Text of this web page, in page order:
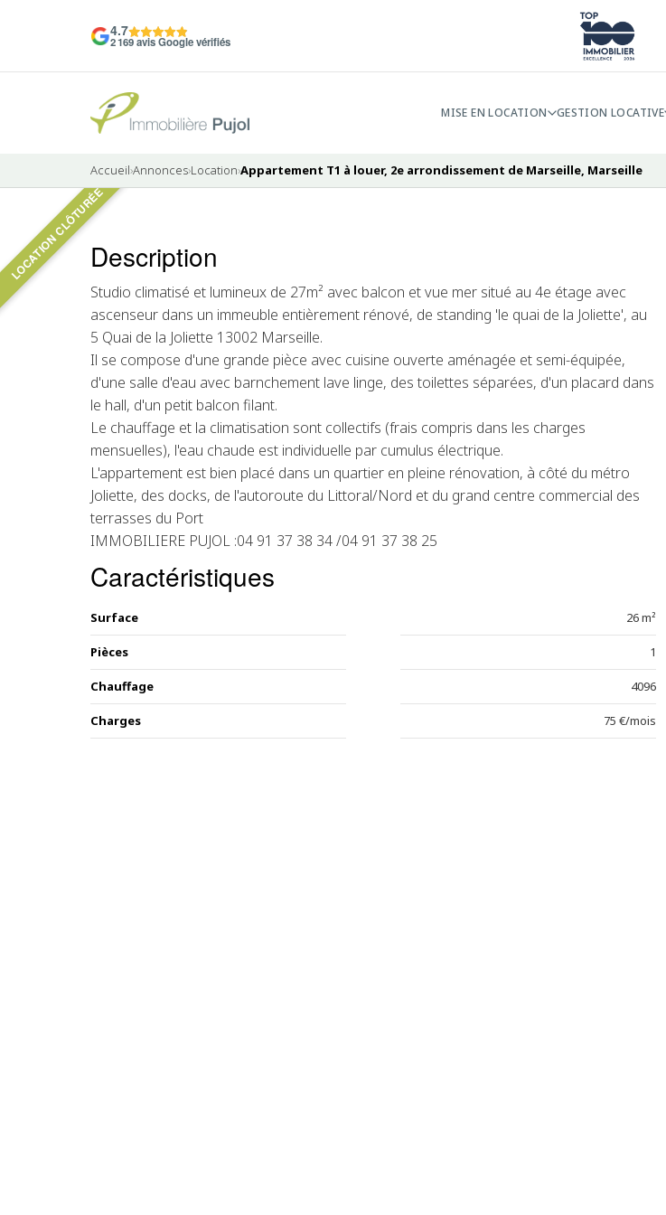
4.7
2 169 avis Google vérifiés
MISE EN LOCATION GESTION LOCATIVE
Accueil›Annonces›Location›Appartement T1 à louer, 2e arrondissement de Marseille, Marseille
LOCATION CLÔTURÉE LOUÉ
Description
Studio climatisé et lumineux de 27m² avec balcon et vue mer situé au 4e étage avec
ascenseur dans un immeuble entièrement rénové, de standing 'le quai de la Joliette', au
5 Quai de la Joliette 13002 Marseille.
Il se compose d'une grande pièce avec cuisine ouverte aménagée et semi-équipée,
d'une salle d'eau avec barnchement lave linge, des toilettes séparées, d'un placard dans
le hall, d'un petit balcon filant.
Le chauffage et la climatisation sont collectifs (frais compris dans les charges
mensuelles), l'eau chaude est individuelle par cumulus électrique.
L'appartement est bien placé dans un quartier en pleine rénovation, à côté du métro
Joliette, des docks, de l'autoroute du Littoral/Nord et du grand centre commercial des
terrasses du Port
IMMOBILIERE PUJOL :04 91 37 38 34 /04 91 37 38 25
Caractéristiques
Surface 26 m²
Pièces 1
Chauffage 4096
Charges 75 €/mois